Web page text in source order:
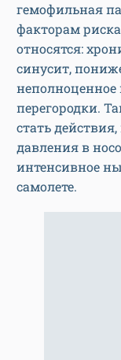
гемофильная
факторам
относятся:
синусит,
неполноценное
перегородки.
стать
давления в
интенсивное
самолете.